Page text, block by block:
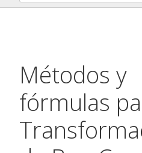
Métodos y
fórmulas